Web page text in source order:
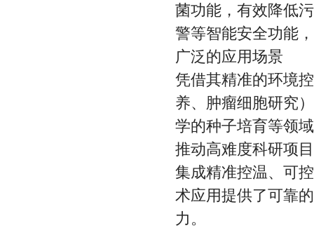
菌功能，有效降低
警等智能安全功能
广泛的应用场景
凭借其精准的环境
养、肿瘤细胞研究
学的种子培育等领
推动高难度科研项
集成精准控温、可
术应用提供了可靠
力。